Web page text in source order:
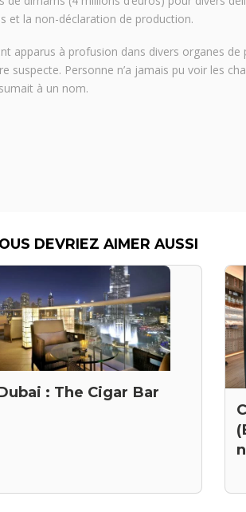
et la non-déclaration de production.
apparus à profusion dans divers organes de
Personne n’a jamais pu voir les
à un nom.
DEVRIEZ AIMER AUSSI
: The Cigar Bar